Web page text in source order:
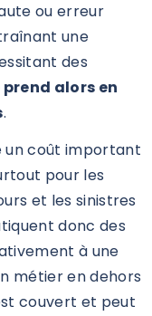
ou erreur
une
des
alors en
.
un coût important
pour les
et les sinistres
donc des
à une
métier en dehors
couvert et peut